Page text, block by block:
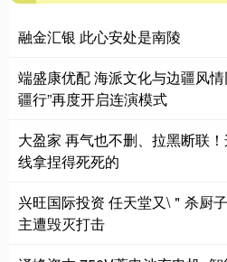
融金汇银 此心安处是南陵
端盛康优配 海派文化与边疆风
疆行”再度开启连演模式
大盈家 再气也不删、拉黑断联
线拿捏得死死的
兴旺国际投资 任天堂又\＂杀厨
主遭毁灭打击